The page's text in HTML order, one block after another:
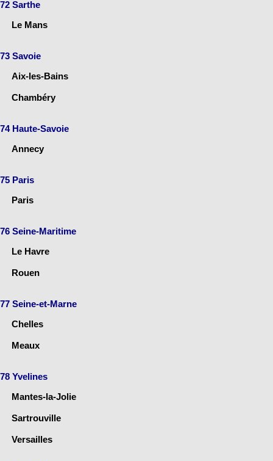
72 Sarthe
Le Mans
73 Savoie
Aix-les-Bains
Chambéry
74 Haute-Savoie
Annecy
75 Paris
Paris
76 Seine-Maritime
Le Havre
Rouen
77 Seine-et-Marne
Chelles
Meaux
78 Yvelines
Mantes-la-Jolie
Sartrouville
Versailles